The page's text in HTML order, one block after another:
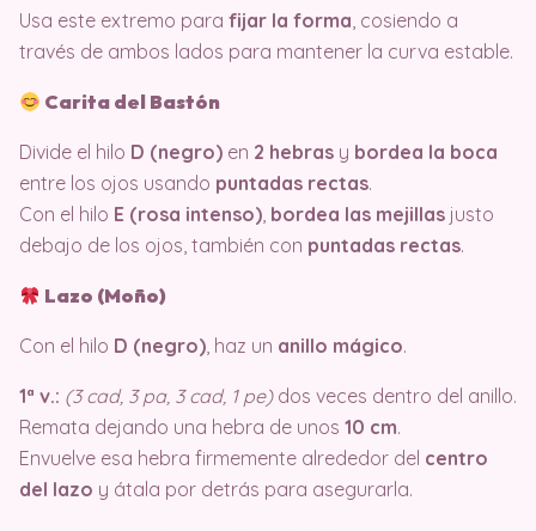
Usa este extremo para fijar la forma, cosiendo a
través de ambos lados para mantener la curva estable.
Carita del Bastón
Divide el hilo D (negro) en 2 hebras y bordea la boca
entre los ojos usando puntadas rectas.
Con el hilo E (rosa intenso), bordea las mejillas justo
debajo de los ojos, también con puntadas rectas.
Lazo (Moño)
Con el hilo D (negro), haz un anillo mágico.
1ª v.: (3 cad, 3 pa, 3 cad, 1 pe)dos veces dentro del anillo.
Remata dejando una hebra de unos 10 cm.
Envuelve esa hebra firmemente alrededor del centro
del lazo y átala por detrás para asegurarla.